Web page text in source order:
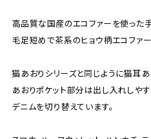
高品質な国産のエコファーを使った
毛足短めで茶系のヒョウ柄エコファー
猫あおりシリーズと同じように猫耳あ
あおりポケット部分は出し入れしやす
デニムを切り替えています。